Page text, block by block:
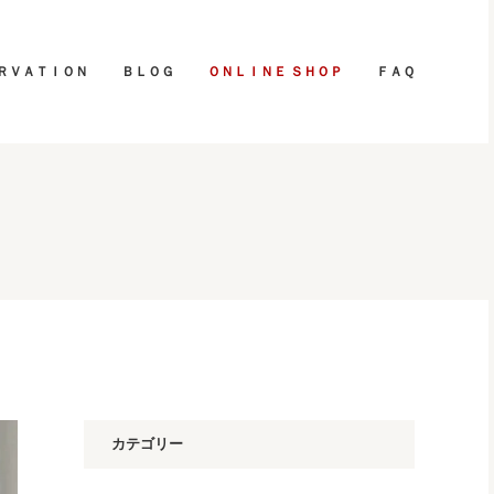
ＶＡＴＩＯＮ ＢＬＯＧ ＯＮＬＩＮＥ ＳＨＯＰ ＦＡＱ
カテゴリー